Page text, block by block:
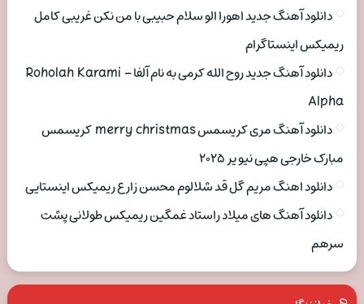
دانلود آهنگ جدید اهورا الو سلام حبیبی با من نکن غریبی کامل
ریمیکس اینستاگرام
دانلود آهنگ جدید روح الله کرمی به نام آلفا Roholah Karami –
Alpha
دانلود آهنگ مری کریسمس merry christmas کریسمس
مبارک خارجی هپی نیو یر ۲۰۲۵
دانلود اهنگ مریم گل قد شلالوم محسن زارع ریمیکس اینستایی
دانلود آهنگ های میلاد راستاد غمگین ریمیکس طولانی پشت
سرهم